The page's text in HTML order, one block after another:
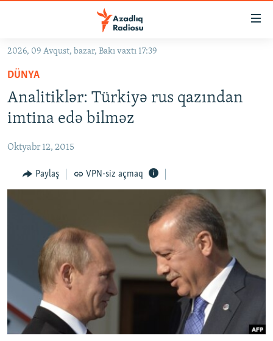
Əsas
qayıt
Əsas
naviqasiyaya
qayıt
Axtarışa
#İZAHLA
KORRUPSIOMETR
FƏRQƏ BAX
QANUNI DOĞRU
MULTIMEDIA
FOTOQALEREYA
İNFOQRAFIKA
KARIKATURA
RADIO ARXIV
OXU ZALI
AZƏRBAYCAN ƏDƏBIYYATI KITABXANASI
İSLAM VƏ DEMOKRATIYA
İZ - MƏDƏNIYYƏT PROQRAMI
HAQQIMIZDA
MISSIYAMIZ
PEŞƏ ETIKASI VƏ JURNALISTIKA STANDARTLARIMIZ
MATERIALLARIMIZDAN ISTIFADƏ
BIZI IZLƏ
2026, 09 Avqust, bazar, Bakı vaxtı 17:39
DÜNYA
Analitiklər: Türkiyə rus qazından
imtina edə bilməz
Oktyabr 12, 2015
Paylaş VPN-siz açmaq